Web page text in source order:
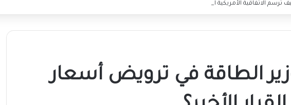
ترسم الاتفاقية الأمريكية الإيرانية موازين القوى بالمنطقة؟
الطاقة في ترويض أسعار